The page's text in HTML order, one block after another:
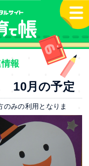
報
10月の予定
みの利用となりま